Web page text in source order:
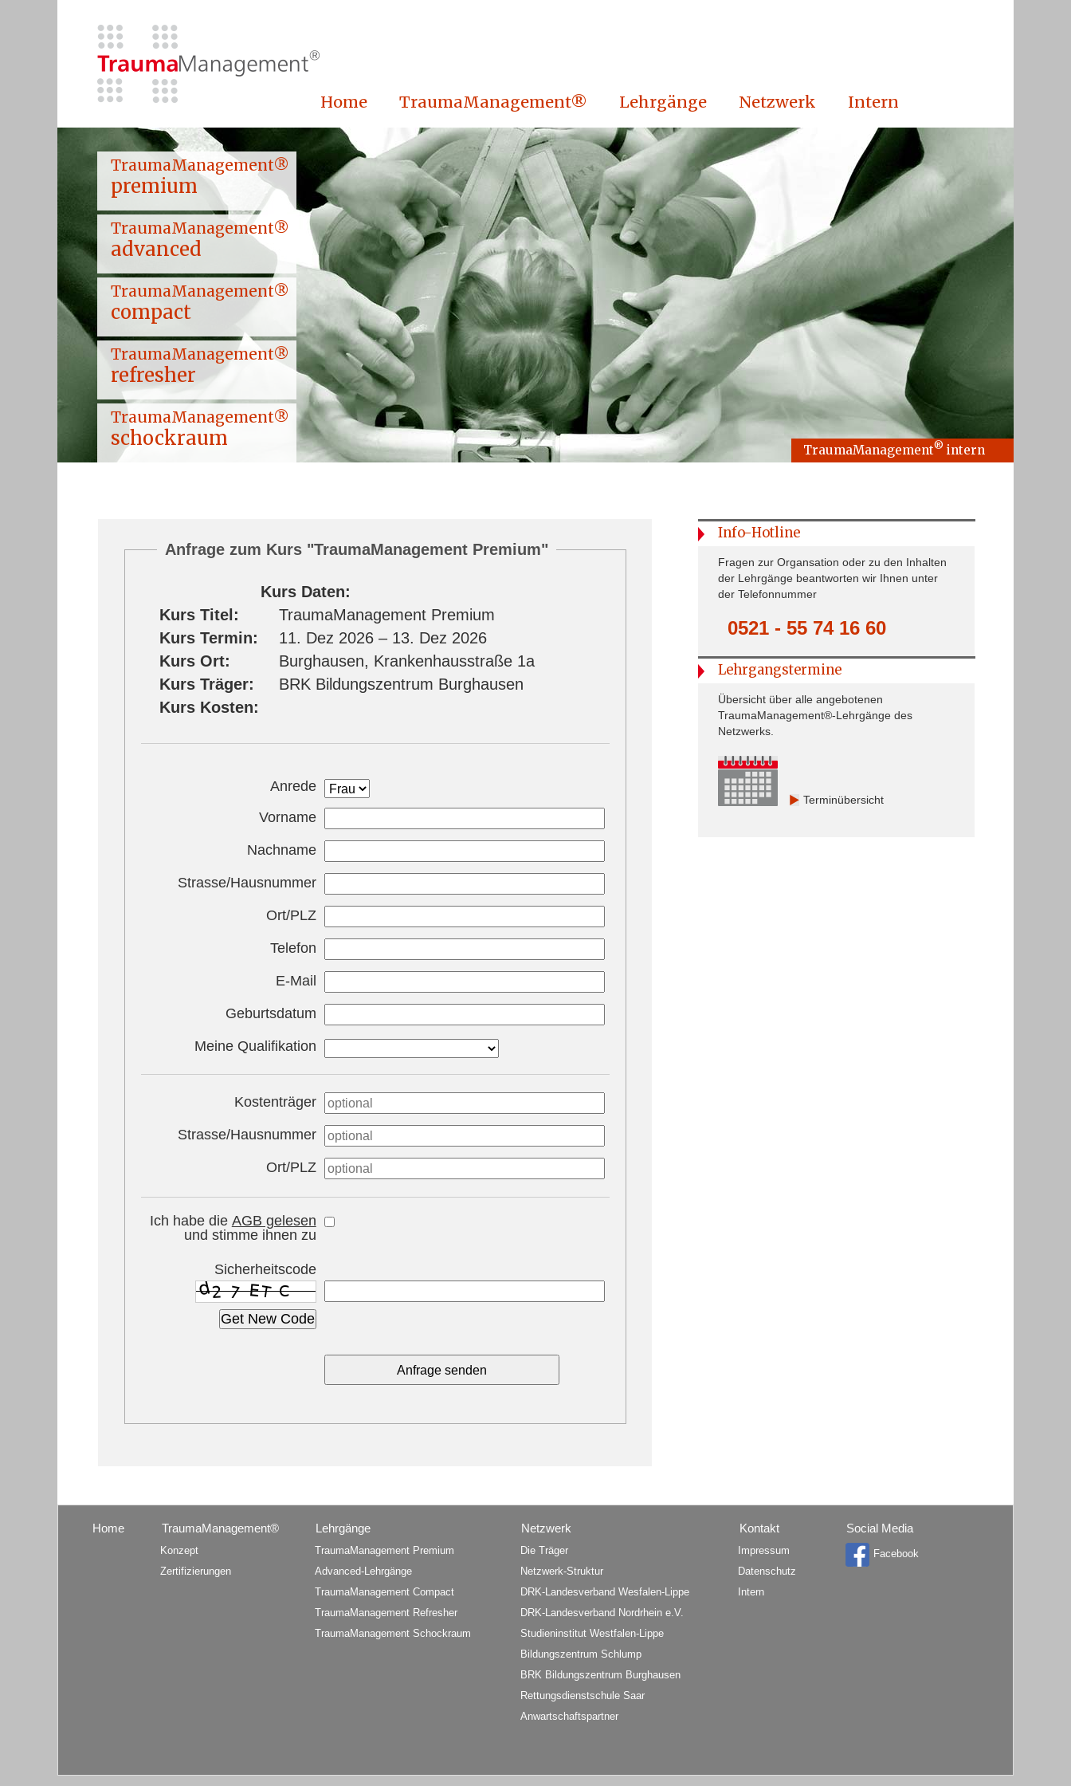
Home TraumaManagement® Lehrgänge Netzwerk Intern
TraumaManagement® intern
TraumaManagement®
premium
TraumaManagement®
advanced
TraumaManagement®
compact
TraumaManagement®
refresher
TraumaManagement®
schockraum
Anfrage zum Kurs "TraumaManagement Premium"
Kurs Daten:
Kurs Titel:
TraumaManagement Premium
Kurs Termin:
11. Dez 2026 – 13. Dez 2026
Kurs Ort:
Burghausen, Krankenhausstraße 1a
Kurs Träger:
BRK Bildungszentrum Burghausen
Kurs Kosten:
Anrede
Vorname
Nachname
Strasse/Hausnummer
Ort/PLZ
Telefon
E-Mail
Geburtsdatum
Meine Qualifikation
Kostenträger
Strasse/Hausnummer
Ort/PLZ
Ich habe die AGB gelesen
und stimme ihnen zu
Sicherheitscode
Get New Code
Info-Hotline
Fragen zur Organsation oder zu den Inhalten
der Lehrgänge beantworten wir Ihnen unter
der Telefonnummer
0521 - 55 74 16 60
Lehrgangstermine
Übersicht über alle angebotenen
TraumaManagement®-Lehrgänge des
Netzwerks.
Terminübersicht
Home TraumaManagement®
Konzept
Zertifizierungen
Lehrgänge
TraumaManagement Premium
Advanced-Lehrgänge
TraumaManagement Compact
TraumaManagement Refresher
TraumaManagement Schockraum
Netzwerk
Die Träger
Netzwerk-Struktur
DRK-Landesverband Wesfalen-Lippe
DRK-Landesverband Nordrhein e.V.
Studieninstitut Westfalen-Lippe
Bildungszentrum Schlump
BRK Bildungszentrum Burghausen
Rettungsdienstschule Saar
Anwartschaftspartner
Kontakt
Impressum
Datenschutz
Intern
Social Media
Facebook